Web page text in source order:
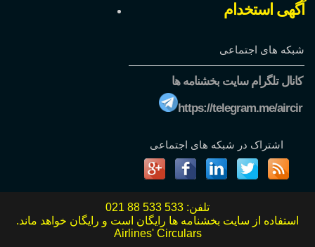
آگهی استخدام
شبکه های اجتماعی
کانال تلگرام سایت بخشنامه ها
https://telegram.me/aircir
اشتراک در شبکه های اجتماعی
تلفن: 021 88 533 533
استفاده از سایت بخشنامه ها رایگان است و رایگان خواهد ماند.
Airlines' Circulars